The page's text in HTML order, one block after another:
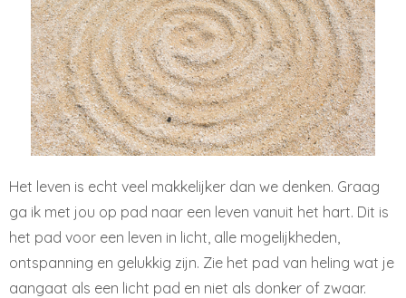
Het leven is echt veel makkelijker dan we denken. Graag
ga ik met jou op pad naar een leven vanuit het hart. Dit is
het pad voor een leven in licht, alle mogelijkheden,
ontspanning en gelukkig zijn. Zie het pad van heling wat je
aangaat als een licht pad en niet als donker of zwaar.